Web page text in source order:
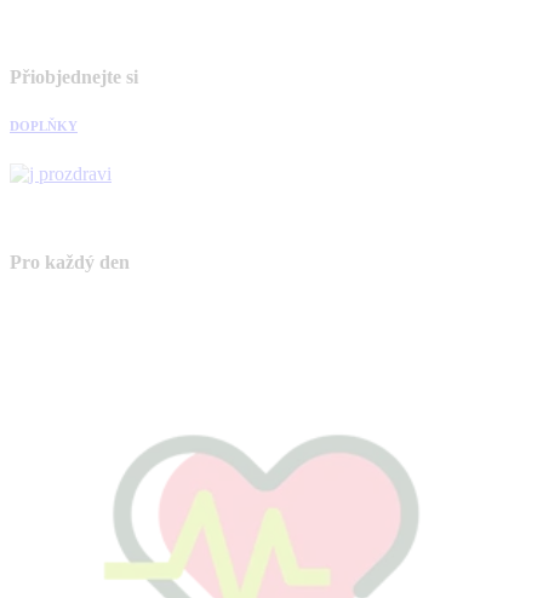
Přiobjednejte si
DOPLŇKY
Pro každý den